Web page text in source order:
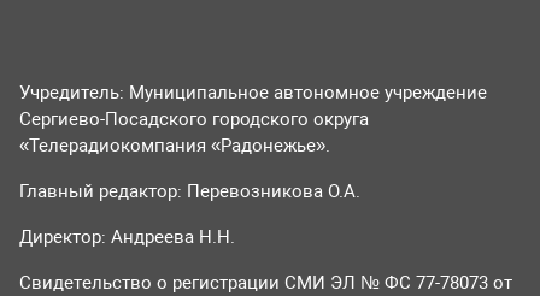
Учредитель: Муниципальное автономное учреждение
Сергиево-Посадского городского округа
«Телерадиокомпания «Радонежье».
Главный редактор: Перевозникова О.А.
Директор: Андреева Н.Н.
Свидетельство о регистрации СМИ ЭЛ № ФС 77-78073 от